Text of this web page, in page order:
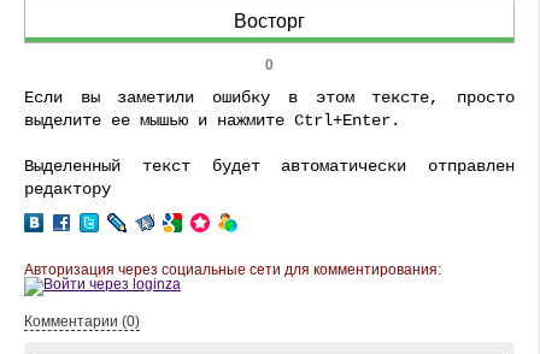
Восторг
0
Если вы заметили ошибку в этом тексте, просто
выделите ее мышью и нажмите Ctrl+Enter.
Выделенный текст будет автоматически отправлен
редактору
Авторизация через социальные сети для комментирования:
Комментарии (0)